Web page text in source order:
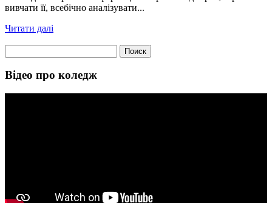
вивчати її, всебічно аналізувати...
Читати далі
Відео про коледж